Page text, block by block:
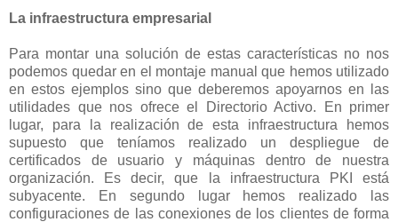
La infraestructura empresarial
Para montar una solución de estas características no nos
podemos quedar en el montaje manual que hemos utilizado
en estos ejemplos sino que deberemos apoyarnos en las
utilidades que nos ofrece el Directorio Activo. En primer
lugar, para la realización de esta infraestructura hemos
supuesto que teníamos realizado un despliegue de
certificados de usuario y máquinas dentro de nuestra
organización. Es decir, que la infraestructura PKI está
subyacente. En segundo lugar hemos realizado las
configuraciones de las conexiones de los clientes de forma